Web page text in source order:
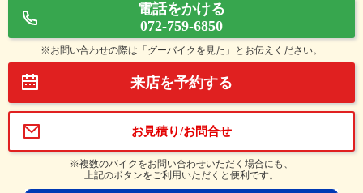
電話をかける
072-759-6850
※お問い合わせの際は「グーバイクを見た」とお伝えください。
来店を予約する
お見積り/お問合せ
※複数のバイクをお問い合わせいただく場合にも、
上記のボタンをご利用いただくと便利です。